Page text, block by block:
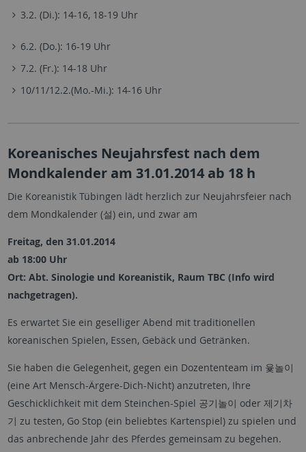
3.2. (Di.): 14-16, 18-19 Uhr
6.2. (Do.): 16-19 Uhr
7.2. (Fr.): 14-18 Uhr
10/11/12.2.(Mo.-Mi.): 14-16 Uhr
Koreanisches Neujahrsfest nach dem
Mondkalender am 31.01.2014 ab 18 h
Die Koreanistik Tübingen lädt herzlich zur Neujahrsfeier nach
dem Mondkalender (설) ein, und zwar am
Freitag, den 31.01.2014
ab 18:00 Uhr
Ort: Abt. Sinologie und Koreanistik, Raum TBC (Info wird
nachgetragen).
Es erwartet Sie ein geselliger Abend mit traditionellen
koreanischen Spielen, Essen, Gebäck und Getränken.
Sie haben die Gelegenheit, gegen ein Dozententeam im 윷놀이
(eine Art Mensch-Ärgere-Dich-Nicht) anzutreten, Ihre
Geschicklichkeit mit dem Steinchen-Spiel 공기놀이 oder 제기차
기 zu testen, Go Stop (ein beliebtes Kartenspiel) zu spielen und
das anbrechende Jahr des Pferdes gemeinsam zu begehen.